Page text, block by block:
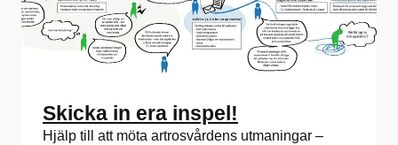
Skicka in era inspel!
Hjälp till att möta artrosvårdens utmaningar –